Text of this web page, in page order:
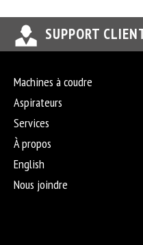
SUPPORT
Machines à coudre
Aspirateurs
Services
À propos
English
Nous joindre